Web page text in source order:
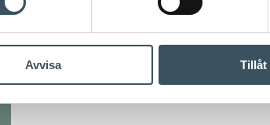
Avvisa Tillåt